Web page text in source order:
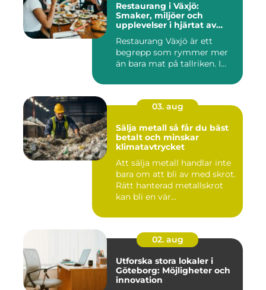
Restaurang i Växjö:
Smaker, miljöer och
upplevelser i hjärtat av
Restaurang Växjö är ett
begrepp som rymmer mer
än bara mat på tallriken. I...
03. aug
Sälja metall så får du bäst
betalt och minskar
klimatavtrycket
Att sälja metall handlar inte
bara om att bli av med skrot.
Rätt hanterad metallskrot
kan bli en vär...
02. aug
Utforska stora lokaler i
Göteborg: Möjligheter och
innovation